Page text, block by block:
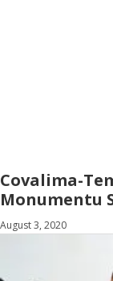
Covalima-
Monumentu
August 3, 2020